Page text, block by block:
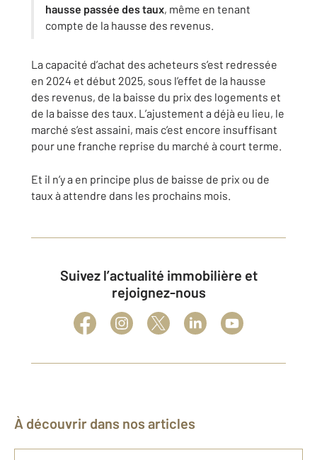
hausse passée des taux, même en tenant
compte de la hausse des revenus.
La capacité d’achat des acheteurs s’est redressée
en 2024 et début 2025, sous l’effet de la hausse
des revenus, de la baisse du prix des logements et
de la baisse des taux. L’ajustement a déjà eu lieu, le
marché s’est assaini, mais c’est encore insuffisant
pour une franche reprise du marché à court terme.
Et il n’y a en principe plus de baisse de prix ou de
taux à attendre dans les prochains mois.
Suivez l’actualité immobilière et
rejoignez-nous
À découvrir dans nos articles